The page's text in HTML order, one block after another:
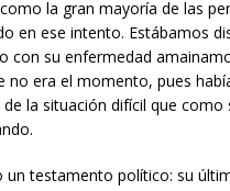
la gran mayoría de las
en ese intento. Estábamos
con su enfermedad
no era el momento, pues
la situación difícil que como
un testamento político: su